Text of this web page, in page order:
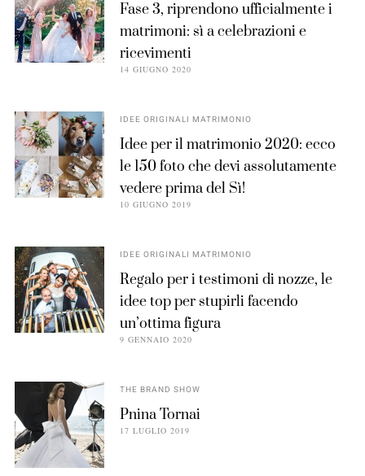
Fase 3, riprendono ufficialmente i
matrimoni: sì a celebrazioni e
ricevimenti
14 GIUGNO 2020
IDEE ORIGINALI MATRIMONIO
Idee per il matrimonio 2020: ecco
le 150 foto che devi assolutamente
vedere prima del Sì!
10 GIUGNO 2019
IDEE ORIGINALI MATRIMONIO
Regalo per i testimoni di nozze, le
idee top per stupirli facendo
un’ottima figura
9 GENNAIO 2020
THE BRAND SHOW
Pnina Tornai
17 LUGLIO 2019